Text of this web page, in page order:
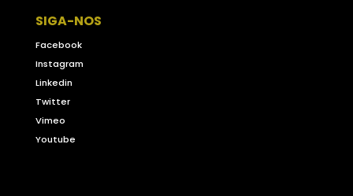
SIGA-NOS
Facebook
Instagram
Linkedin
Twitter
Vimeo
Youtube